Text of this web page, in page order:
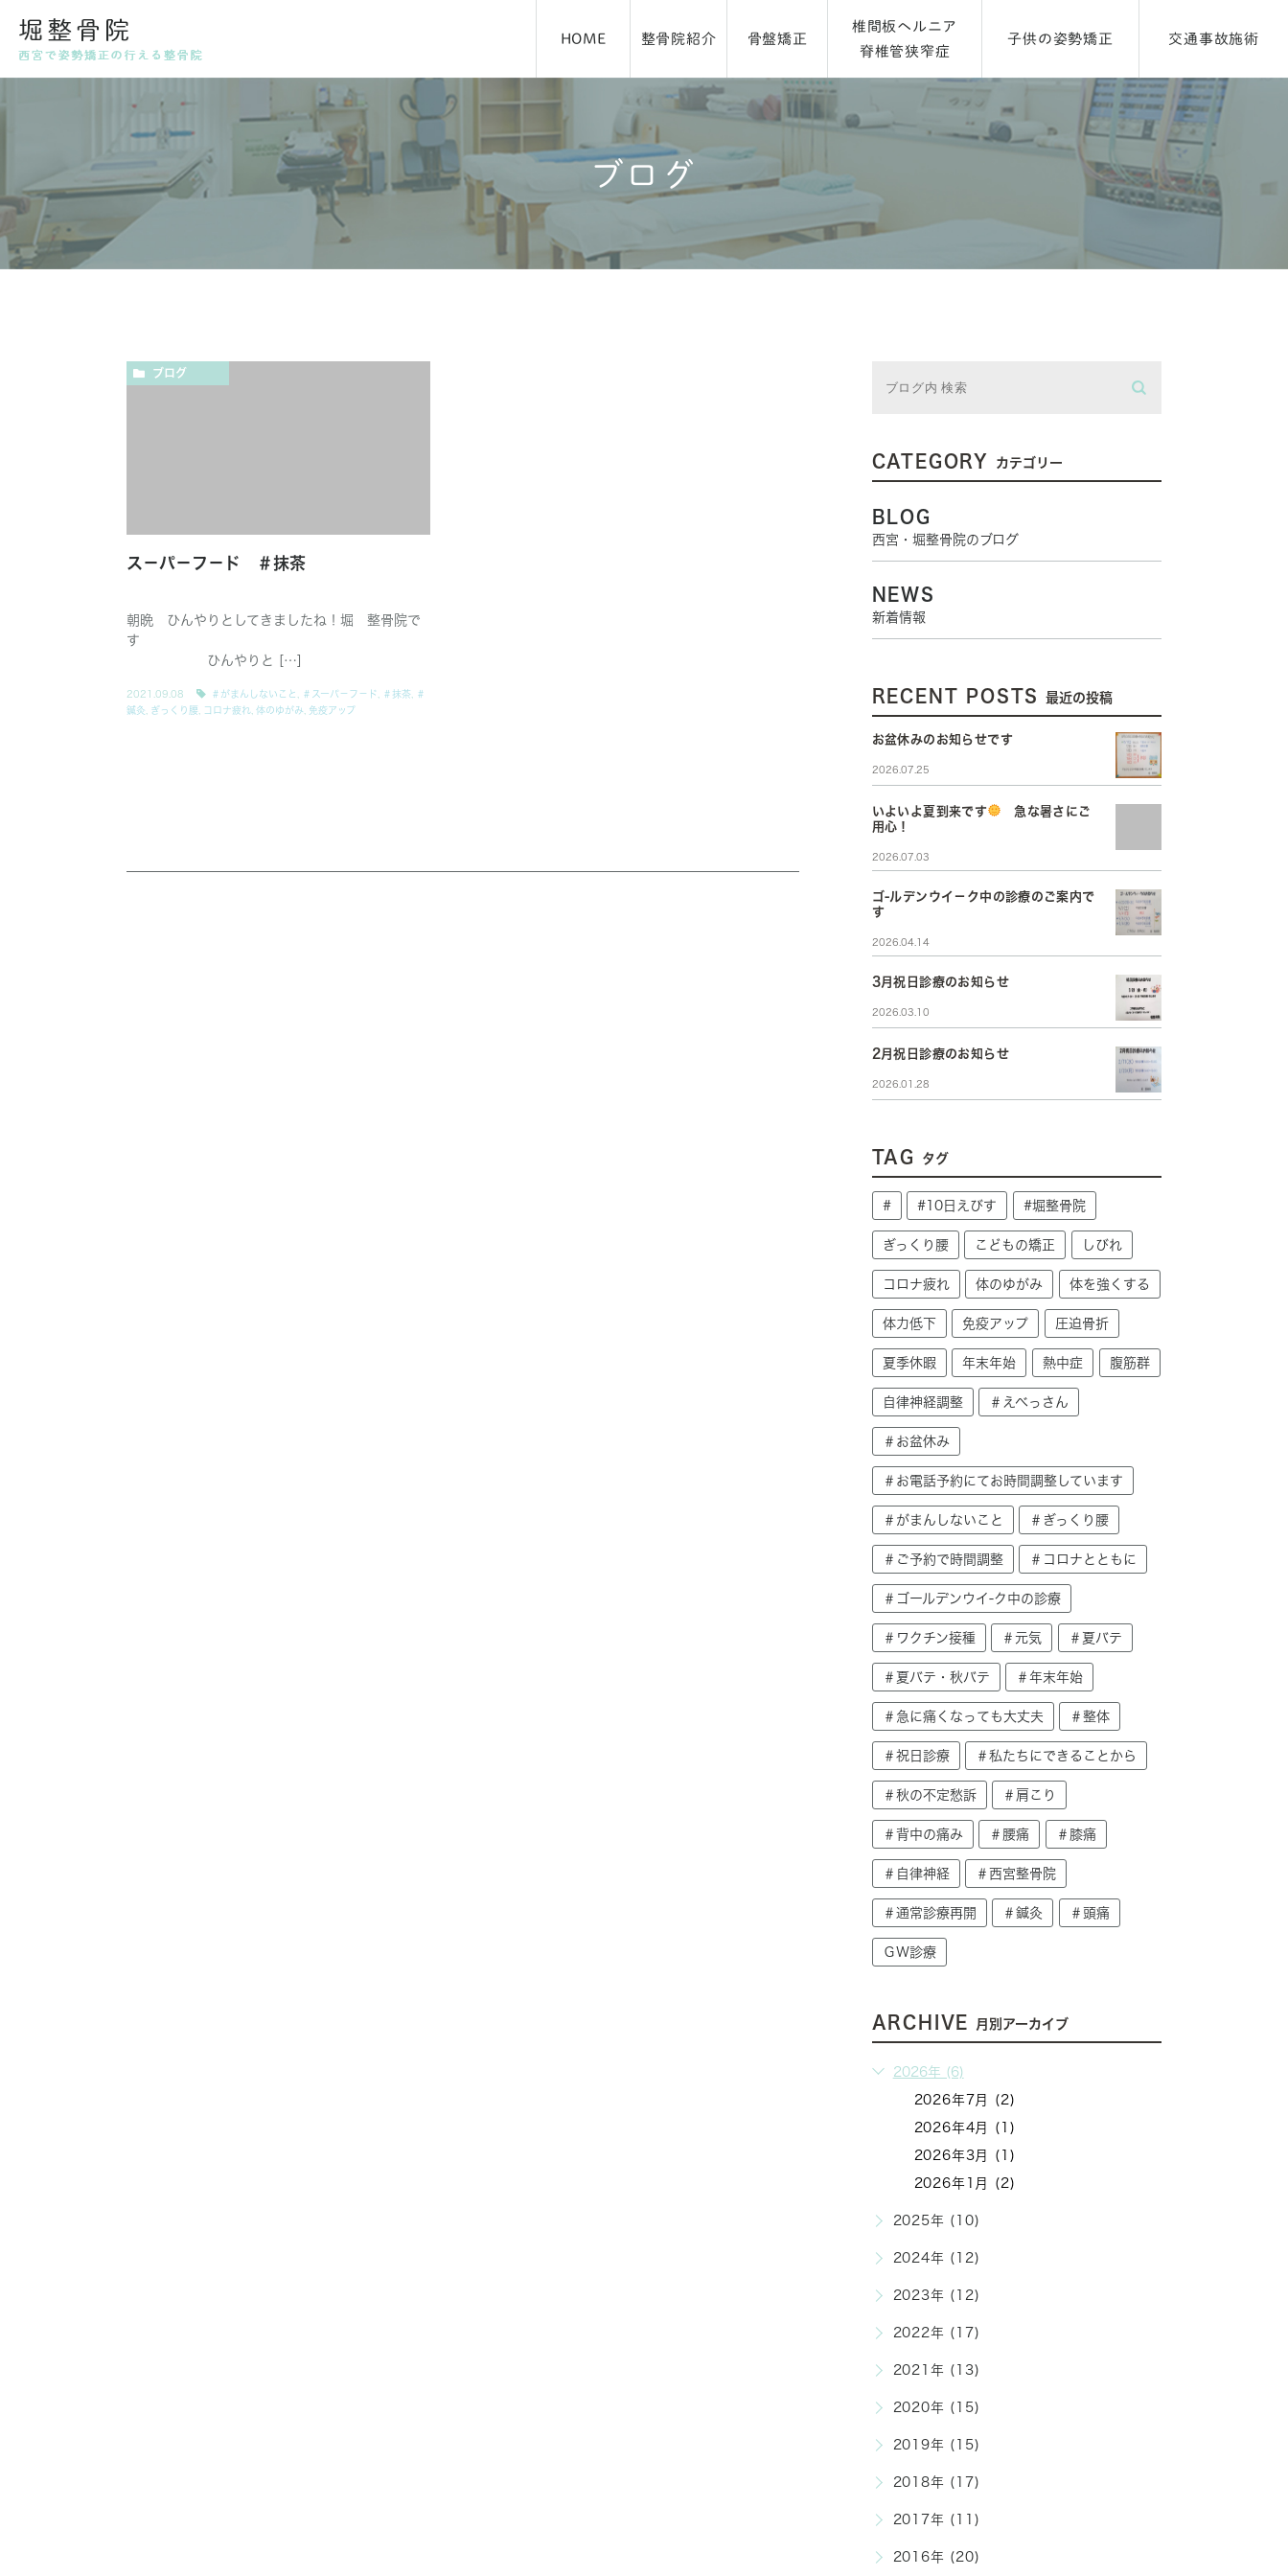
HOME 整骨院紹介
代表挨拶・スタッフ紹介 アクセス・施術時間 ブログ
骨盤矯正
姿勢
椎間板ヘルニア
脊椎管狭窄症
子供の姿勢矯正 交通事故施術
ブログ
ブログ
ス－パ－フ－ド ＃抹茶
朝晩 ひんやりとしてきましたね！堀 整骨院で
す
ひんやりと […]
2021.09.08 ＃がまんしないこと ＃スーパ－フ－ド ＃抹茶
＃
鍼灸
ぎっくり腰 コロナ疲れ 体のゆがみ 免疫アップ
CATEGORY カテゴリー
BLOG
西宮・堀整骨院のブログ
NEWS
新着情報
RECENT POSTS 最近の投稿
お盆休みのお知らせです
2026.07.25
いよいよ夏到来です
急な暑さにご
用心！
2026.07.03
ゴ-ルデンウイ－ク中の診療のご案内で
す
2026.04.14
3月祝日診療のお知らせ
2026.03.10
2月祝日診療のお知らせ
2026.01.28
TAG タグ
# #10日えびす #堀整骨院
ぎっくり腰 こどもの矯正 しびれ
コロナ疲れ 体のゆがみ 体を強くする
体力低下 免疫アップ 圧迫骨折
夏季休暇 年末年始 熱中症 腹筋群
自律神経調整 ＃えべっさん
＃お盆休み
＃お電話予約にてお時間調整しています
＃がまんしないこと ＃ぎっくり腰
＃ご予約で時間調整 ＃コロナとともに
＃ゴールデンウイ-ク中の診療
＃ワクチン接種 ＃元気 ＃夏バテ
＃夏バテ・秋バテ ＃年末年始
＃急に痛くなっても大丈夫 ＃整体
＃祝日診療 ＃私たちにできることから
＃秋の不定愁訴 ＃肩こり
＃背中の痛み ＃腰痛 ＃膝痛
＃自律神経 ＃西宮整骨院
＃通常診療再開 ＃鍼灸 ＃頭痛
ＧＷ診療
ARCHIVE 月別アーカイブ
2026年 (6)
2026年7月 (2)
2026年4月 (1)
2026年3月 (1)
2026年1月 (2)
2025年 (10)
2024年 (12)
2023年 (12)
2022年 (17)
2021年 (13)
2020年 (15)
2019年 (15)
2018年 (17)
2017年 (11)
2016年 (20)